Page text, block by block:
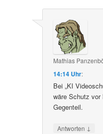
Mathias
14:14 Uhr:
Bei „KI
wäre Schutz
Gegenteil.
Antworten ↓